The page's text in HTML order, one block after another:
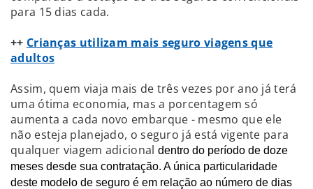
para 15 dias cada.
++ Crianças utilizam mais seguro viagens que
adultos
Assim, quem viaja mais de três vezes por ano já terá
uma ótima economia, mas a porcentagem só
aumenta a cada novo embarque - mesmo que ele
não esteja planejado, o seguro já está vigente para
qualquer viagem adicional dentro do período de doze
meses desde sua contratação. A única particularidade
deste modelo de seguro é em relação ao número de dias